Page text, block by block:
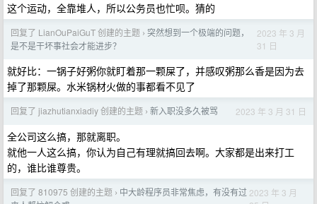
这个运动，全靠堆人，所以公务员也忙呗。猜的
回复了 LianOuPaiGuT 创建的主题 › 突然想到一个极端的问题，
是不是干坏事社会才能进步？
2023 年 3 月
31 日
就好比：一锅子好粥你就盯着那一颗屎了，并感叹粥那么香是因为去
掉了那颗屎。水米锅材火做的事都看不见了
回复了 jiazhutianxiadiy 创建的主题 › 新入职没多久被骂 2023 年 3 月 31 日
全公司这么搞，那就离职。
就他一人这么搞，你认为自己有理就搞回去啊。大家都是出来打工
的，谁比谁尊贵。
回复了 810975 创建的主题 › 中大龄程序员非常焦虑，有没有过 2023 年 3 月